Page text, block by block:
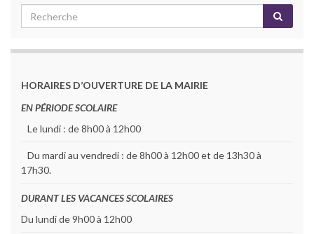
HORAIRES D’OUVERTURE DE LA MAIRIE
EN PÉRIODE SCOLAIRE
Le lundi : de 8h00 à 12h00
Du mardi au vendredi : de 8h00 à 12h00 et de 13h30 à
17h30.
DURANT LES VACANCES SCOLAIRES
Du lundi de 9h00 à 12h00